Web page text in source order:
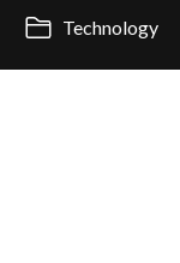
Technology